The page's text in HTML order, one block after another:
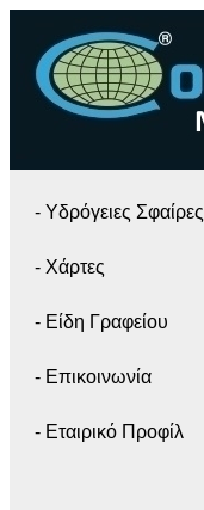
- Yδρόγειες Σφαίρες
- Χάρτες
- Είδη Γραφείου
- Επικοινωνία
- Εταιρικό Προφίλ